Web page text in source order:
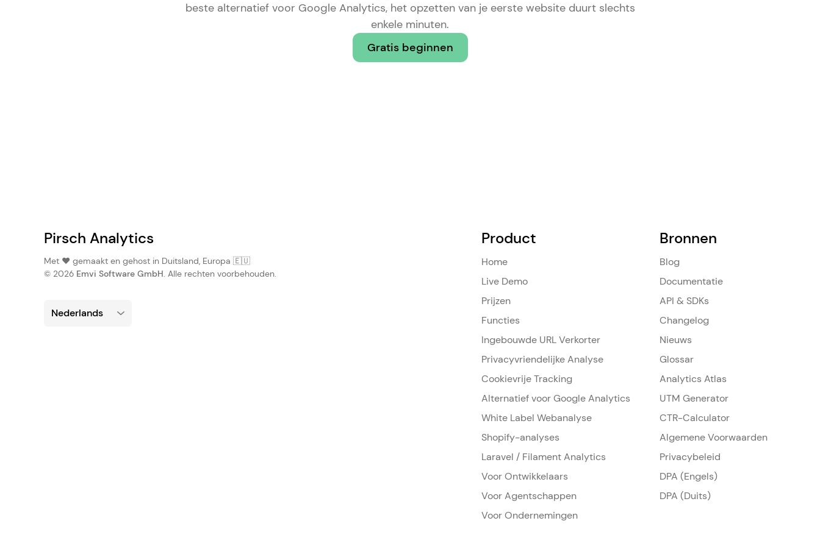
beste alternatief voor Google Analytics, het opzetten van je eerste website duurt slechts
enkele minuten.
Gratis beginnen
Pirsch Analytics
Met ❤️ gemaakt en gehost in Duitsland, Europa 🇪🇺
© 2026 Emvi Software GmbH. Alle rechten voorbehouden.
Product
Home
Live Demo
Prijzen
Functies
Ingebouwde URL Verkorter
Privacyvriendelijke Analyse
Cookievrije Tracking
Alternatief voor Google Analytics
White Label Webanalyse
Shopify-analyses
Laravel / Filament Analytics
Voor Ontwikkelaars
Voor Agentschappen
Voor Ondernemingen
Bronnen
Blog
Documentatie
API & SDKs
Changelog
Nieuws
Glossar
Analytics Atlas
UTM Generator
CTR-Calculator
Algemene Voorwaarden
Privacybeleid
DPA (Engels)
DPA (Duits)